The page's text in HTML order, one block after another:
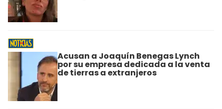
Acusan a Joaquín Benegas Lynch
por su empresa dedicada a la venta
de tierras a extranjeros